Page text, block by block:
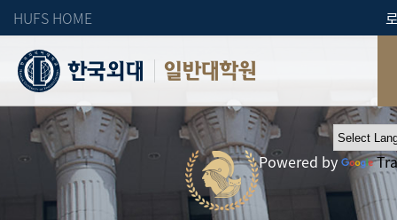
HUFS HOME
일반대학원
Powered by